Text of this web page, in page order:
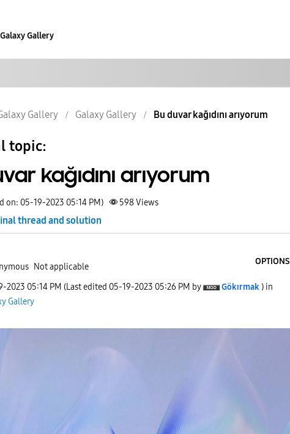
Galaxy Gallery
Gallery Galaxy Gallery Bu duvar kağıdını arıyorum
topic:
kağıdını arıyorum
on: 05-19-2023 05:14 PM) 598Views
thread and solution
Not applicable
OPTIONS
2023 05:14 PM (Last edited ‎05-19-2023 05:26 PM by Gökırmak ) in
Gallery